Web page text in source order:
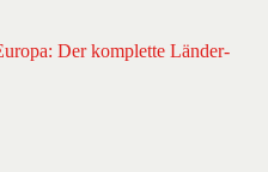
Der komplette Länder-